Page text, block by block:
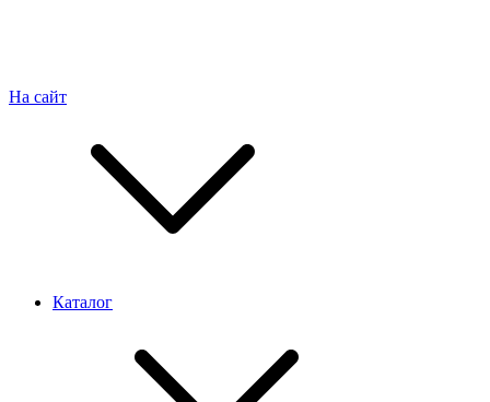
На сайт
Каталог